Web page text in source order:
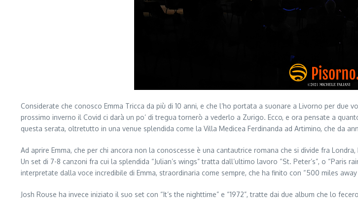
Considerate che conosco Emma Tricca da più di 10 anni, e che l’ho portata a suonare a Livorno per due
prossimo inverno il Covid ci darà un po’ di tregua tornerò a vederlo a Zurigo. Ecco, e ora pensate a
questa serata, oltretutto in una venue splendida come la Villa Medicea Ferdinanda ad Artimino, che da
Ad aprire Emma, che per chi ancora non la conoscesse è una cantautrice romana che si divide fra
Un set di 7-8 canzoni fra cui la splendida “Julian’s wings” tratta dall’ultimo lavoro “St. Peter’s”, o
interpretate dalla voce incredibile di Emma, straordinaria come sempre, che ha finito con “500 miles
Josh Rouse ha invece iniziato il suo set con “It’s the nighttime” e “1972”, tratte dai due album che lo